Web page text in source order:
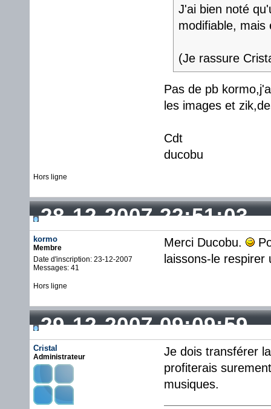
J'ai bien noté
modifiable, mais
(Je rassure
Pas de pb
les images et
Cdt
ducobu
Hors ligne
28-12-2007 22:51:03
kormo
Membre
Date d'inscription: 23-12-2007
Messages: 41
Merci Ducobu.
laissons-le
Hors ligne
29-12-2007 09:09:59
Cristal
Administrateur
Je dois transférer
profiterais
musiques.